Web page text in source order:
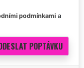
podmínkami a